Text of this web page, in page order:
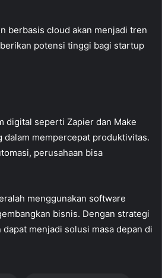
berbasis cloud akan menjadi tren
potensi tinggi bagi startup
digital seperti Zapier dan Make
dalam mempercepat produktivitas.
perusahaan bisa
menggunakan software
bisnis. Dengan strategi
menjadi solusi masa depan di